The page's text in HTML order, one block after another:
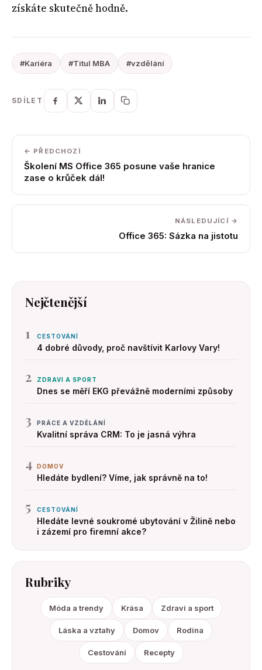
získáte skutečně hodně.
#Kariéra #Titul MBA #vzdělání
SDÍLET
← PŘEDCHOZÍ
Školení MS Office 365 posune vaše hranice
zase o krůček dál!
NÁSLEDUJÍCÍ →
Office 365: Sázka na jistotu
Nejčtenější
1 CESTOVÁNÍ
4 dobré důvody, proč navštívit Karlovy Vary!
2 ZDRAVI A SPORT
Dnes se měří EKG převážně moderními způsoby
3 PRÁCE A VZDĚLÁNÍ
Kvalitní správa CRM: To je jasná výhra
4 DOMOV
Hledáte bydlení? Víme, jak správně na to!
5 CESTOVÁNÍ
Hledáte levné soukromé ubytování v Žilině nebo
i zázemí pro firemní akce?
Rubriky
Móda a trendy Krása Zdravi a sport
Láska a vztahy Domov Rodina
Cestování Recepty